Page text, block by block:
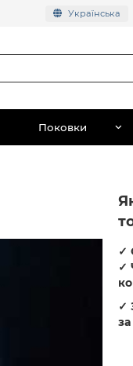
Українська
Поковки
✓
✓
✓